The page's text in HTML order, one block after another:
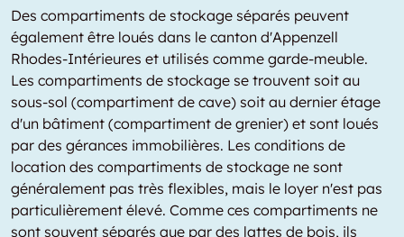
Des compartiments de stockage séparés peuvent
également être loués dans le canton d'Appenzell
Rhodes-Intérieures et utilisés comme garde-meuble.
Les compartiments de stockage se trouvent soit au
sous-sol (compartiment de cave) soit au dernier étage
d'un bâtiment (compartiment de grenier) et sont loués
par des gérances immobilières. Les conditions de
location des compartiments de stockage ne sont
généralement pas très flexibles, mais le loyer n'est pas
particulièrement élevé. Comme ces compartiments ne
sont souvent séparés que par des lattes de bois, ils